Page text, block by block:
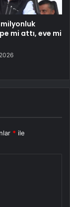
milyonluk
mi attı, eve mi
* ile